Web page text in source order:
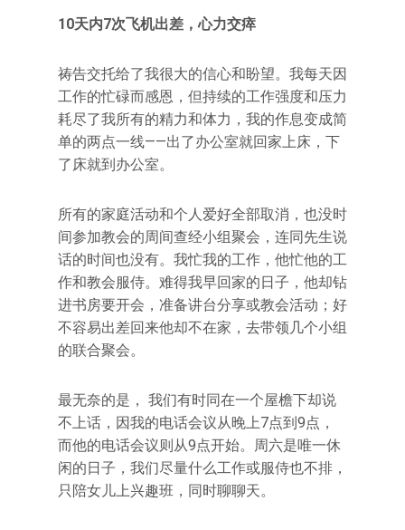
10天内7次飞机出差，心力交瘁
祷告交托给了我很大的信心和盼望。我每天因
工作的忙碌而感恩，但持续的工作强度和压力
耗尽了我所有的精力和体力，我的作息变成简
单的两点一线——出了办公室就回家上床，下
了床就到办公室。
所有的家庭活动和个人爱好全部取消，也没时
间参加教会的周间查经小组聚会，连同先生说
话的时间也没有。我忙我的工作，他忙他的工
作和教会服侍。难得我早回家的日子，他却钻
进书房要开会，准备讲台分享或教会活动；好
不容易出差回来他却不在家，去带领几个小组
的联合聚会。
最无奈的是， 我们有时同在一个屋檐下却说
不上话，因我的电话会议从晚上7点到9点，
而他的电话会议则从9点开始。周六是唯一休
闲的日子，我们尽量什么工作或服侍也不排，
只陪女儿上兴趣班，同时聊聊天。